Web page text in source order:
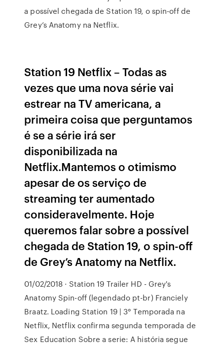
a possível chegada de Station 19, o spin-off de
Grey’s Anatomy na Netflix.
Station 19 Netflix – Todas as
vezes que uma nova série vai
estrear na TV americana, a
primeira coisa que perguntamos
é se a série irá ser
disponibilizada na
Netflix.Mantemos o otimismo
apesar de os serviço de
streaming ter aumentado
consideravelmente. Hoje
queremos falar sobre a possível
chegada de Station 19, o spin-off
de Grey’s Anatomy na Netflix.
01/02/2018 · Station 19 Trailer HD - Grey's
Anatomy Spin-off (legendado pt-br) Franciely
Braatz. Loading Station 19 | 3° Temporada na
Netflix, Netflix confirma segunda temporada de
Sex Education Sobre a serie: A história segue